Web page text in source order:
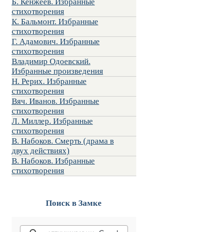
Б. Кенжеев. Избранные
стихотворения
К. Бальмонт. Избранные
стихотворения
Г. Адамович. Избранные
стихотворения
Владимир Одоевский.
Избранные произведения
Н. Рерих. Избранные
стихотворения
Вяч. Иванов. Избранные
стихотворения
Л. Миллер. Избранные
стихотворения
В. Набоков. Смерть (драма в
двух действиях)
В. Набоков. Избранные
стихотворения
Поиск в Замке